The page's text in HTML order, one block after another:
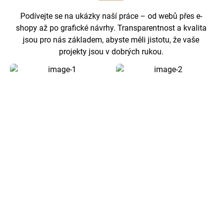
Podívejte se na ukázky naší práce – od webů přes e-
shopy až po grafické návrhy. Transparentnost a kvalita
jsou pro nás základem, abyste měli jistotu, že vaše
projekty jsou v dobrých rukou.